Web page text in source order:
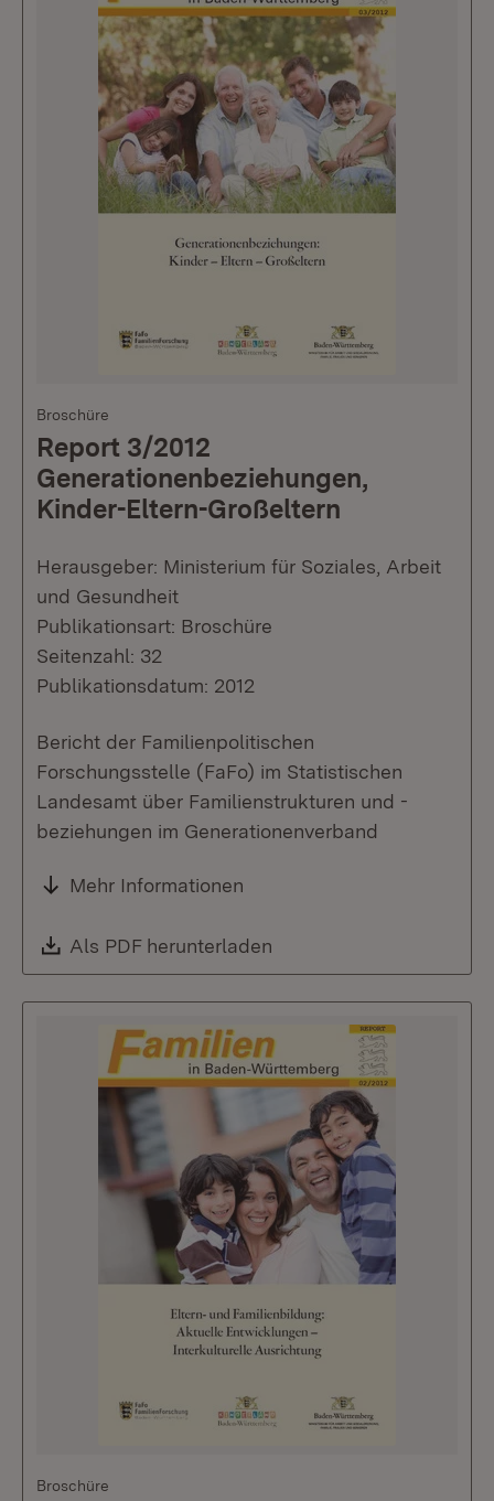
Broschüre
Report 3/2012
Generationenbeziehungen,
Kinder-Eltern-Großeltern
Herausgeber: Ministerium für Soziales, Arbeit
und Gesundheit
Publikationsart: Broschüre
Seitenzahl: 32
Publikationsdatum: 2012
Bericht der Familienpolitischen
Forschungsstelle (FaFo) im Statistischen
Landesamt über Familienstrukturen und -
beziehungen im Generationenverband
Mehr Informationen
Download:
Als PDF herunterladen
Broschüre